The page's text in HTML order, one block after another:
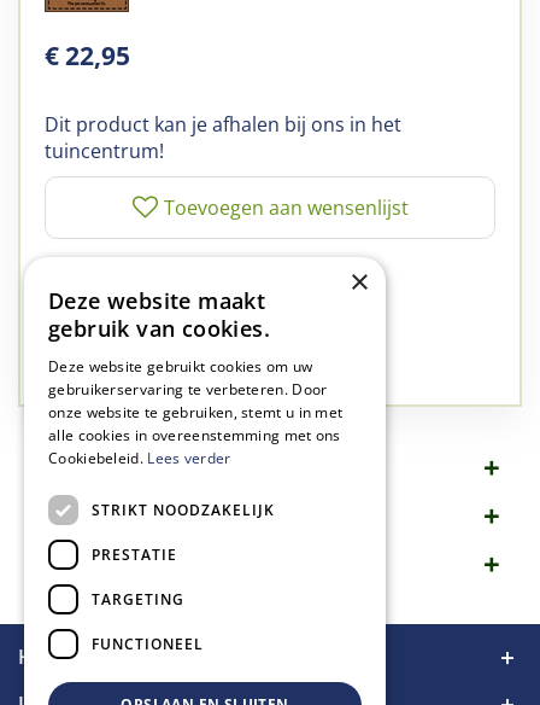
€22,95
Dit product kan je afhalen bij ons in het
tuincentrum!
✅A-kwaliteit service
✅77 jaar familie bedrijf
✅Groen, dat is wat we doen
Omschrijving
Specificaties
Merk
Handige links
×
Deze website maakt
gebruik van cookies.
Deze website gebruikt cookies om uw
gebruikerservaring te verbeteren. Door
onze website te gebruiken, stemt u in met
alle cookies in overeenstemming met ons
Cookiebeleid. Lees verder
STRIKT NOODZAKELIJK
PRESTATIE
TARGETING
FUNCTIONEEL